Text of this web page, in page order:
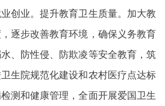
创业。提升教育卫生质量。加大教
逐步改善教育环境，确保义务教育
、防性侵、防欺凌等安全教育，筑
生院规范化建设和农村医疗点达标
测和健康管理，全面开展爱国卫生